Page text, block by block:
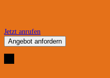
Jetzt anrufen
Angebot anfordern